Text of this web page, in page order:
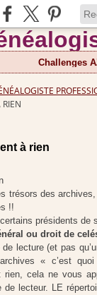
Challenges
à rien
trésors des
!!
présidents de
ou droit de
lecture (et pas
archives « c’est
cela ne vous
de lecteur. LE